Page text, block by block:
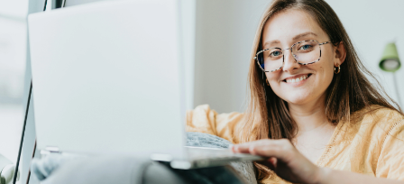
Magiske taltavler
Udgives af: LærerNemt